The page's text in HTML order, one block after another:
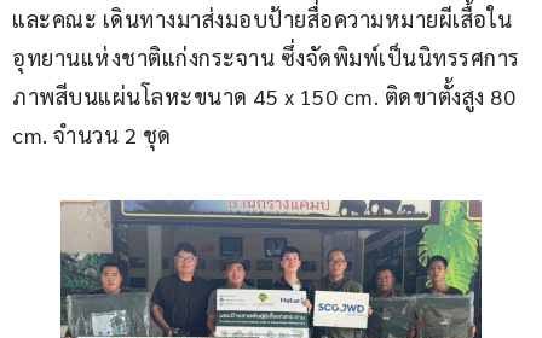
และคณะ เดินทางมาส่งมอบป้ายสื่อความหมายผีเสื้อใน
อุทยานแห่งชาติแก่งกระจาน ซึ่งจัดพิมพ์เป็นนิทรรศการ
ภาพสีบนแผ่นโลหะขนาด 45 x 150 cm. ติดขาตั้งสูง 80
cm. จำนวน 2 ชุด